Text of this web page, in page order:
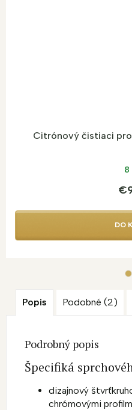
Citrónový čistiaci
8
DO
Popis Podobné (2)
Podrobný popis
Špecifiká
dizajnový
chrómovými